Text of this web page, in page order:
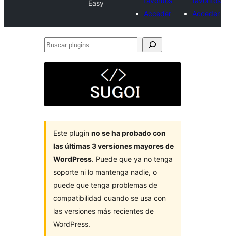
Easy
Acceder
Acceder
Buscar
Este plugin no se ha probado con
las últimas 3 versiones mayores de
WordPress. Puede que ya no tenga
soporte ni lo mantenga nadie, o
puede que tenga problemas de
compatibilidad cuando se usa con
las versiones más recientes de
WordPress.